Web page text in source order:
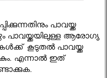
പാവയ്ക്ക
പാവയ്ക്കയിലുള്ള ആരോഗ്യ
കൂടുതല്‍ പാവയ്ക്ക
എന്നാല്‍ ഇത്